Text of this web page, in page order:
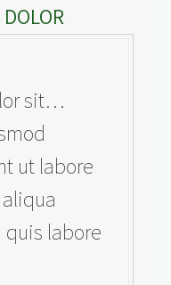
sit
ut labore
labore